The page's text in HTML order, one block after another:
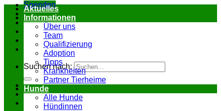
Spenden
Suchen nach:
Aktuelles
Informationen
Über uns
Team
Qualifizierung
Adoption
Tipps
Krankheiten
Partner Tierheime
Hunde
Alle Hunde
Hündinnen